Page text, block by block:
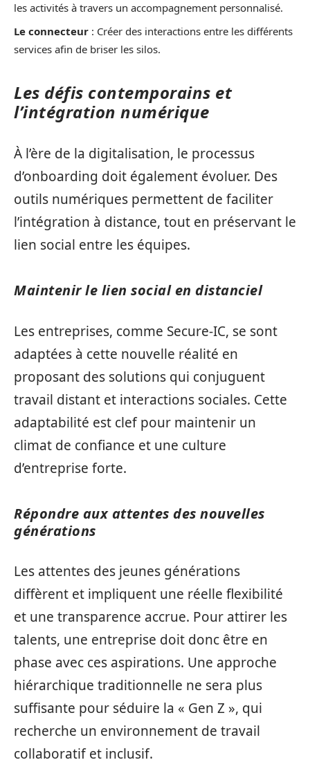
les activités à travers un accompagnement personnalisé.
Le connecteur : Créer des interactions entre les différents
services afin de briser les silos.
Les défis contemporains et
l’intégration numérique
À l’ère de la digitalisation, le processus
d’onboarding doit également évoluer. Des
outils numériques permettent de faciliter
l’intégration à distance, tout en préservant le
lien social entre les équipes.
Maintenir le lien social en distanciel
Les entreprises, comme Secure-IC, se sont
adaptées à cette nouvelle réalité en
proposant des solutions qui conjuguent
travail distant et interactions sociales. Cette
adaptabilité est clef pour maintenir un
climat de confiance et une culture
d’entreprise forte.
Répondre aux attentes des nouvelles
générations
Les attentes des jeunes générations
diffèrent et impliquent une réelle flexibilité
et une transparence accrue. Pour attirer les
talents, une entreprise doit donc être en
phase avec ces aspirations. Une approche
hiérarchique traditionnelle ne sera plus
suffisante pour séduire la « Gen Z », qui
recherche un environnement de travail
collaboratif et inclusif.